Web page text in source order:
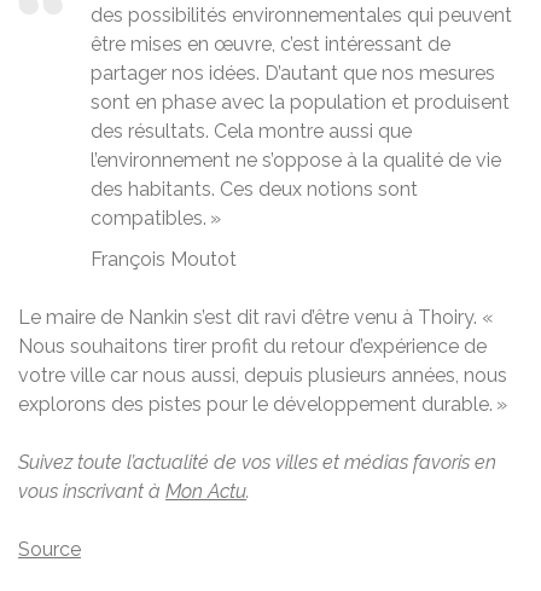
des possibilités environnementales qui peuvent
être mises en œuvre, c’est intéressant de
partager nos idées. D’autant que nos mesures
sont en phase avec la population et produisent
des résultats. Cela montre aussi que
l’environnement ne s’oppose à la qualité de vie
des habitants. Ces deux notions sont
compatibles. »
François Moutot
Le maire de Nankin s’est dit ravi d’être venu à Thoiry. «
Nous souhaitons tirer profit du retour d’expérience de
votre ville car nous aussi, depuis plusieurs années, nous
explorons des pistes pour le développement durable. »
Suivez toute l’actualité de vos villes et médias favoris en
vous inscrivant à Mon Actu.
Source